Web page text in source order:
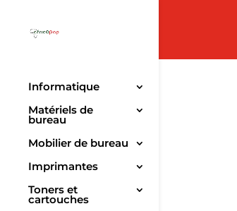
Informatique
Matériels de
bureau
Mobilier de bureau
Imprimantes
Toners et
cartouches